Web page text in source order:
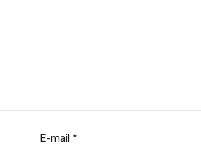
E-mail *